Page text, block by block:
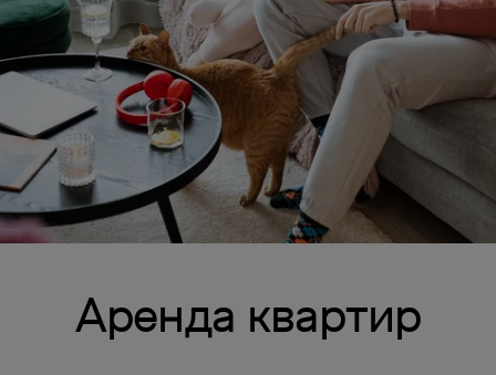
Аренда квартир